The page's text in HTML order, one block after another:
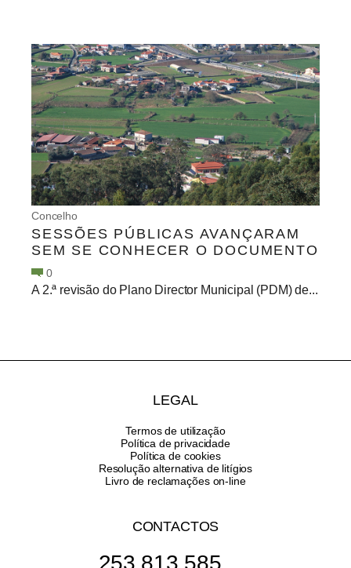
Concelho
SESSÕES PÚBLICAS AVANÇARAM
SEM SE CONHECER O DOCUMENTO
0
A 2.ª revisão do Plano Director Municipal (PDM) de...
LEGAL
Termos de utilização
Política de privacidade
Política de cookies
Resolução alternativa de litígios
Livro de reclamações on-line
CONTACTOS
253 813 585